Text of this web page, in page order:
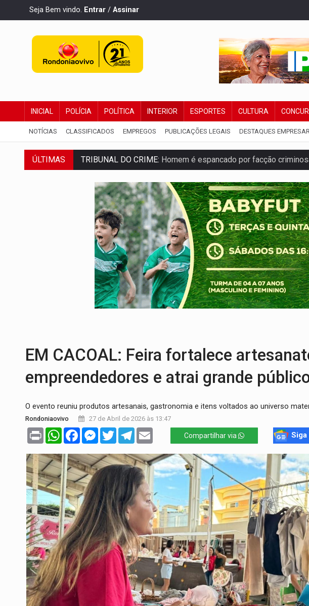
Seja Bem vindo. Entrar / Assinar
INICIAL POLÍCIA POLÍTICA INTERIOR ESPORTES CULTURA
NOTÍCIAS CLASSIFICADOS EMPREGOS PUBLICAÇÕES LEGAIS DESTAQUES
ÚLTIMAS
TRIBUNAL DO CRIME:Homem é espancado por facção
VÍDEO:Perseguição é registrada no shopping após colombiana
LUDOPATIA:Apostas online começam a afetar produtividade e
REFLORESTAMENTO:Plantar árvores não será mais suficiente
OVNIS NA LUA:Cientistas alertam para possível base secreta
ACABOU COM PEUGEOT:Incêndio destrói carro que era
VÍDEO:Ladrão é filmado furtando moto na frente do bar da
BOLSAS DE PESQUISA:Iniciativa Amazônia+10 lança chamada
MATERIAL:Brasil tem grandes reservas de urânio, mas produz
EM CACOAL: Feira fortalece
empreendedores e atrai grande
O evento reuniu produtos artesanais, gastronomia e itens voltados ao universo
Rondoniaovivo 27 de Abril de 2026 às 13:47
Print WhatsAppFacebookMessenger
TwitterTelegram Compartilhar via Siga